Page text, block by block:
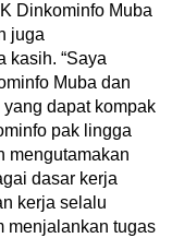
Dinkominfo Muba
juga
kasih. “Saya
Muba dan
dapat kompak
pak lingga
mengutamakan
dasar kerja
kerja selalu
menjalankan tugas